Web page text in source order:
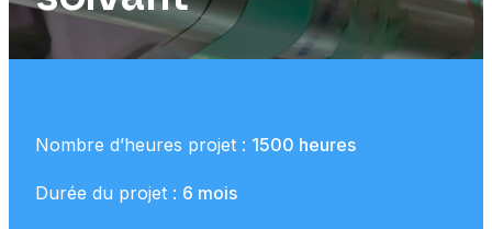
Nombre d’heures projet : 1500 heures
Durée du projet : 6 mois